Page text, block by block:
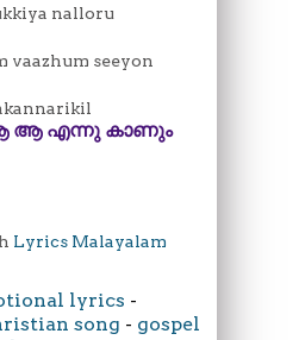
nalloru
vaazhum seeyon
എന്നു കാണും
Lyrics Malayalam
lyrics -
song - gospel